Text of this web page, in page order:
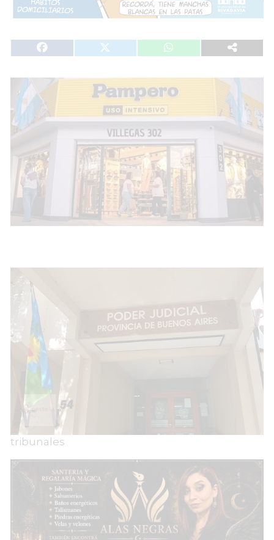
tribunales